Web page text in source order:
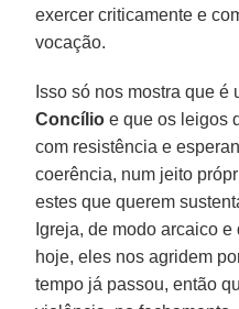
exercer criticamente e
vocação.
Isso só nos mostra que é
Concílio e que os leigos
com resistência e
coerência, num jeito
estes que querem
Igreja, de modo arcaico
hoje, eles nos agridem
tempo já passou, então